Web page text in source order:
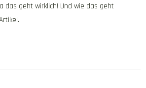
das geht wirklich! Und wie das geht